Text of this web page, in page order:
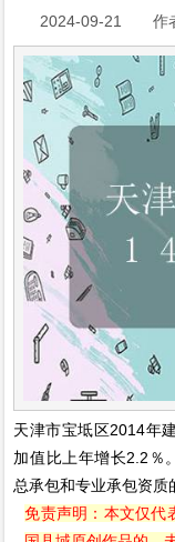
2024-09-21 作
天津市宝坻区2014年
加值比上年增长2.2％
总承包和专业承包资质
免责声明：本文仅代